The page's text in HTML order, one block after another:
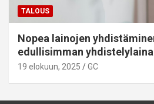
TALOUS
Nopea lainojen
edullisimman
19 elokuun, 2025 GC